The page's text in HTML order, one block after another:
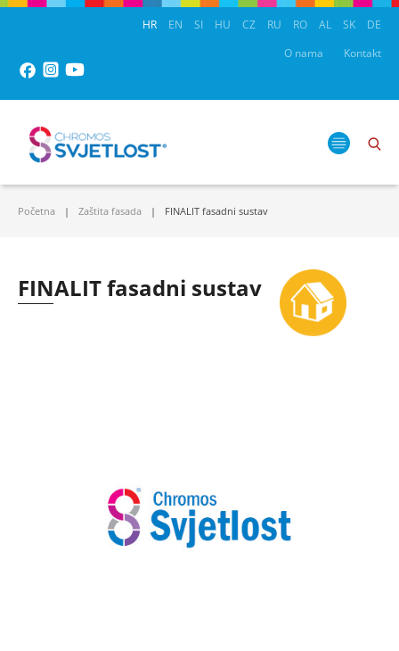
HR EN SI HU CZ RU RO AL SK
DE
O nama
Kontakt
Početna Zaštita fasada FINALIT fasadni sustav
FINALIT fasadni sustav